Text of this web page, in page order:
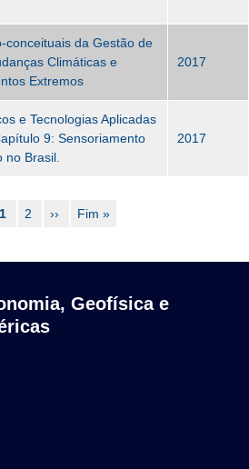
conceituais da Gestão de
Climáticas e
Extremos
2017
e Tecnologias Aplicadas
9: Sensoriamento
no Brasil.
2017
Página
1 Page
2
Próxima
››
Última
Fim »
Geofísica e